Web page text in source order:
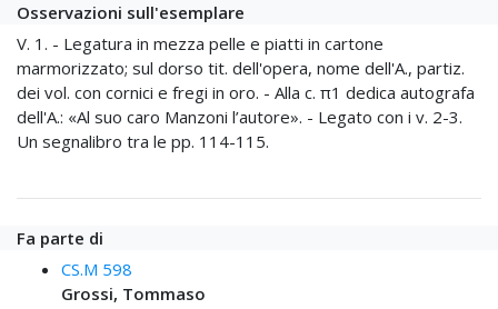
Osservazioni sull'esemplare
V. 1. - Legatura in mezza pelle e piatti in cartone
marmorizzato; sul dorso tit. dell'opera, nome dell'A., partiz.
dei vol. con cornici e fregi in oro. - Alla c. π1 dedica autografa
dell'A.: «Al suo caro Manzoni l’autore». - Legato con i v. 2-3.
Un segnalibro tra le pp. 114-115.
Fa parte di
CS.M 598
Grossi, Tommaso